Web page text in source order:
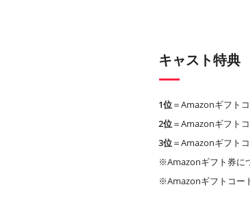
キャスト特典
1位＝Amazonギフト
2位＝Amazonギフト
3位＝Amazonギフト
※Amazonギフト券に
※Amazonギフトコー